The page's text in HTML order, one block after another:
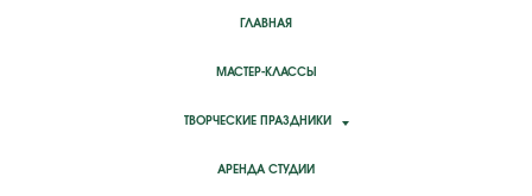
ГЛАВНАЯ
МАСТЕР-КЛАССЫ
ТВОРЧЕСКИЕ ПРАЗДНИКИ
АРЕНДА СТУДИИ